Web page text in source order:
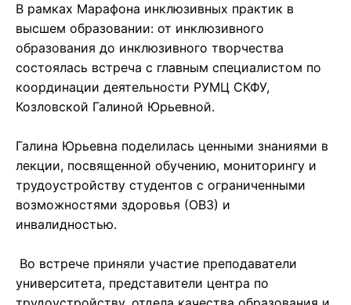
В рамках Марафона инклюзивных практик в
высшем образовании: от инклюзивного
образования до инклюзивного творчества
состоялась встреча с главным специалистом по
координации деятельности РУМЦ СКФУ,
Козловской Галиной Юрьевной.
Галина Юрьевна поделилась ценными знаниями в
лекции, посвященной обучению, мониторингу и
трудоустройству студентов с ограниченными
возможностями здоровья (ОВЗ) и
инвалидностью.
Во встрече приняли участие преподаватели
университета, представители центра по